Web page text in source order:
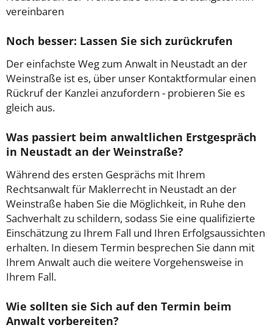
vereinbaren
Noch besser: Lassen Sie sich zurückrufen
Der einfachste Weg zum Anwalt in Neustadt an der
Weinstraße ist es, über unser Kontaktformular einen
Rückruf der Kanzlei anzufordern - probieren Sie es
gleich aus.
Was passiert beim anwaltlichen Erstgespräch
in Neustadt an der Weinstraße?
Während des ersten Gesprächs mit Ihrem
Rechtsanwalt für Maklerrecht in Neustadt an der
Weinstraße haben Sie die Möglichkeit, in Ruhe den
Sachverhalt zu schildern, sodass Sie eine qualifizierte
Einschätzung zu Ihrem Fall und Ihren Erfolgsaussichten
erhalten. In diesem Termin besprechen Sie dann mit
Ihrem Anwalt auch die weitere Vorgehensweise in
Ihrem Fall.
Wie sollten sie Sich auf den Termin beim
Anwalt vorbereiten?